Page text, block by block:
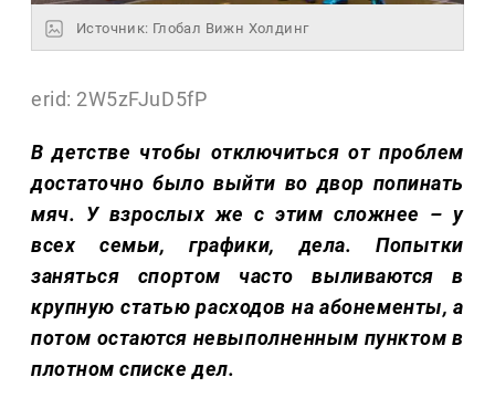
Источник: Глобал Вижн Холдинг
erid: 2W5zFJuD5fP
В детстве чтобы отключиться от проблем
достаточно было выйти во двор попинать
мяч. У взрослых же с этим сложнее – у
всех семьи, графики, дела. Попытки
заняться спортом часто выливаются в
крупную статью расходов на абонементы, а
потом остаются невыполненным пунктом в
плотном списке дел.